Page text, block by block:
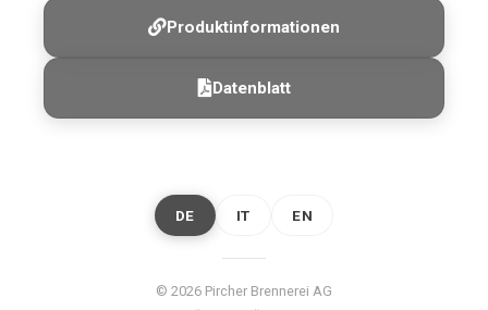
Produktinformationen
Datenblatt
DE IT EN
© 2026 Pircher Brennerei AG